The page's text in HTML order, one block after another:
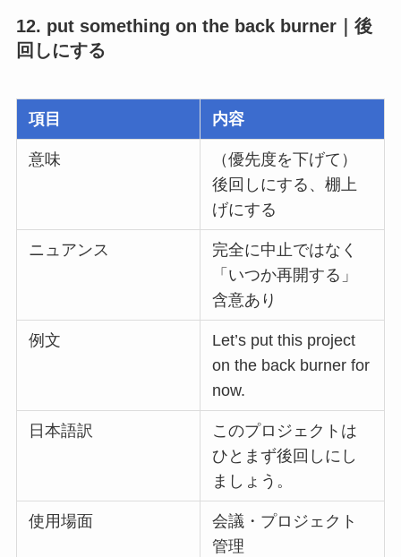
12. put something on the back burner｜後
回しにする
項目 内容
意味
（優先度を下げて）
後回しにする、棚上
げにする
ニュアンス
完全に中止ではなく
「いつか再開する」
含意あり
例文
Let’s put this project
on the back burner for
now.
日本語訳
このプロジェクトは
ひとまず後回しにし
ましょう。
使用場面
会議・プロジェクト
管理